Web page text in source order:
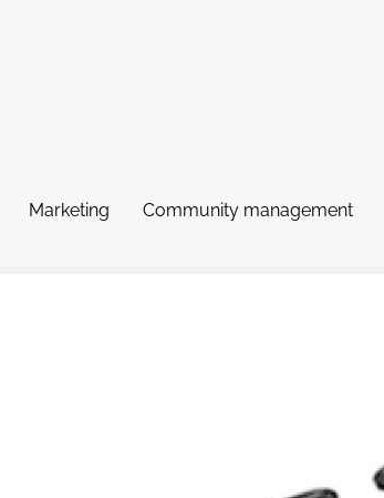
Marketing Community management